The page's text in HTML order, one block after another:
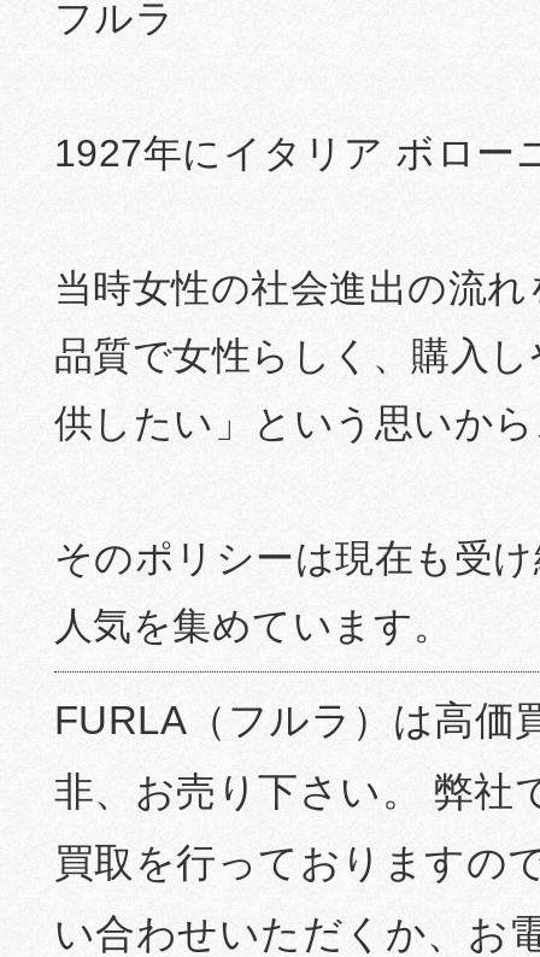
フルラ
1927年にイタリア ボロー
当時女性の社会進出の流
品質で女性らしく、購入
供したい」という思いか
そのポリシーは現在も受
人気を集めています。
FURLA（フルラ）は高価
非、お売り下さい。 弊社
買取を行っておりますの
い合わせいただくか、お